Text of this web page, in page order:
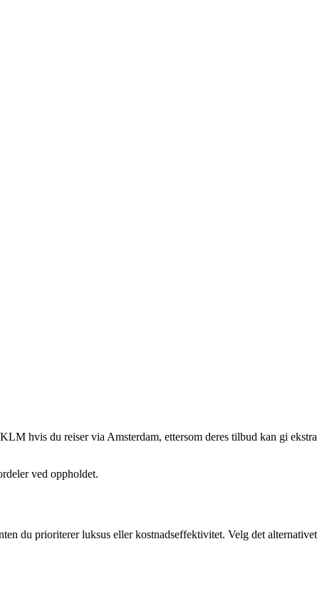
hvis du reiser via Amsterdam, ettersom deres tilbud kan gi ekstra
ved oppholdet.
du prioriterer luksus eller kostnadseffektivitet. Velg det alternativet